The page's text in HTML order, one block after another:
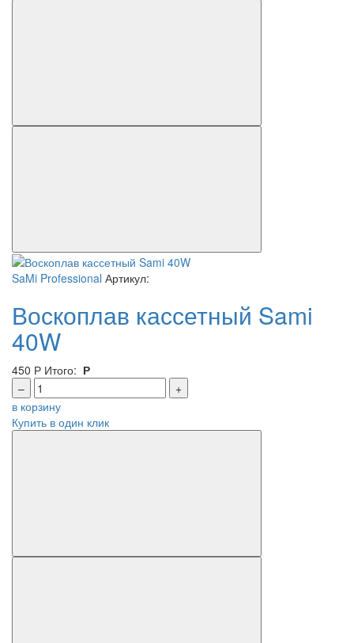
SaMi Professional Артикул:
Воскоплав кассетный Sami
40W
450 Р Итого: Р
–
+
в корзину
Купить в один клик